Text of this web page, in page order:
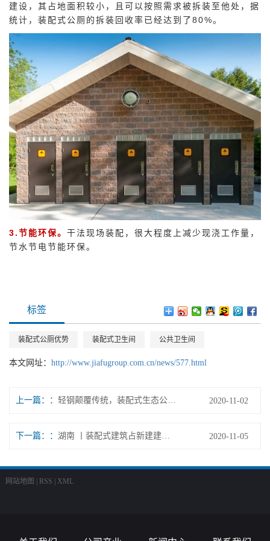
建设，其占地面积较小，且可以按照需求被拆装至他处，据
统计，装配式公厕的拆装回收率已经达到了80%。
3.节能环保。 干法现场装配，很大程度上减少现浇工作量，
节水节电节能环保。
标签
装配式公厕优势 装配式卫生间 公共卫生间
本文网址： http://www.jiafugroup.com.cn/news/577.html
上一篇： 2020-11-02
下一篇： 2020-11-05
网站地图 RSS XML